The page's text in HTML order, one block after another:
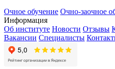
Очное обучение Очно-заочное
Информация
Об институте Новости Отзывы
Вакансии Специалисты